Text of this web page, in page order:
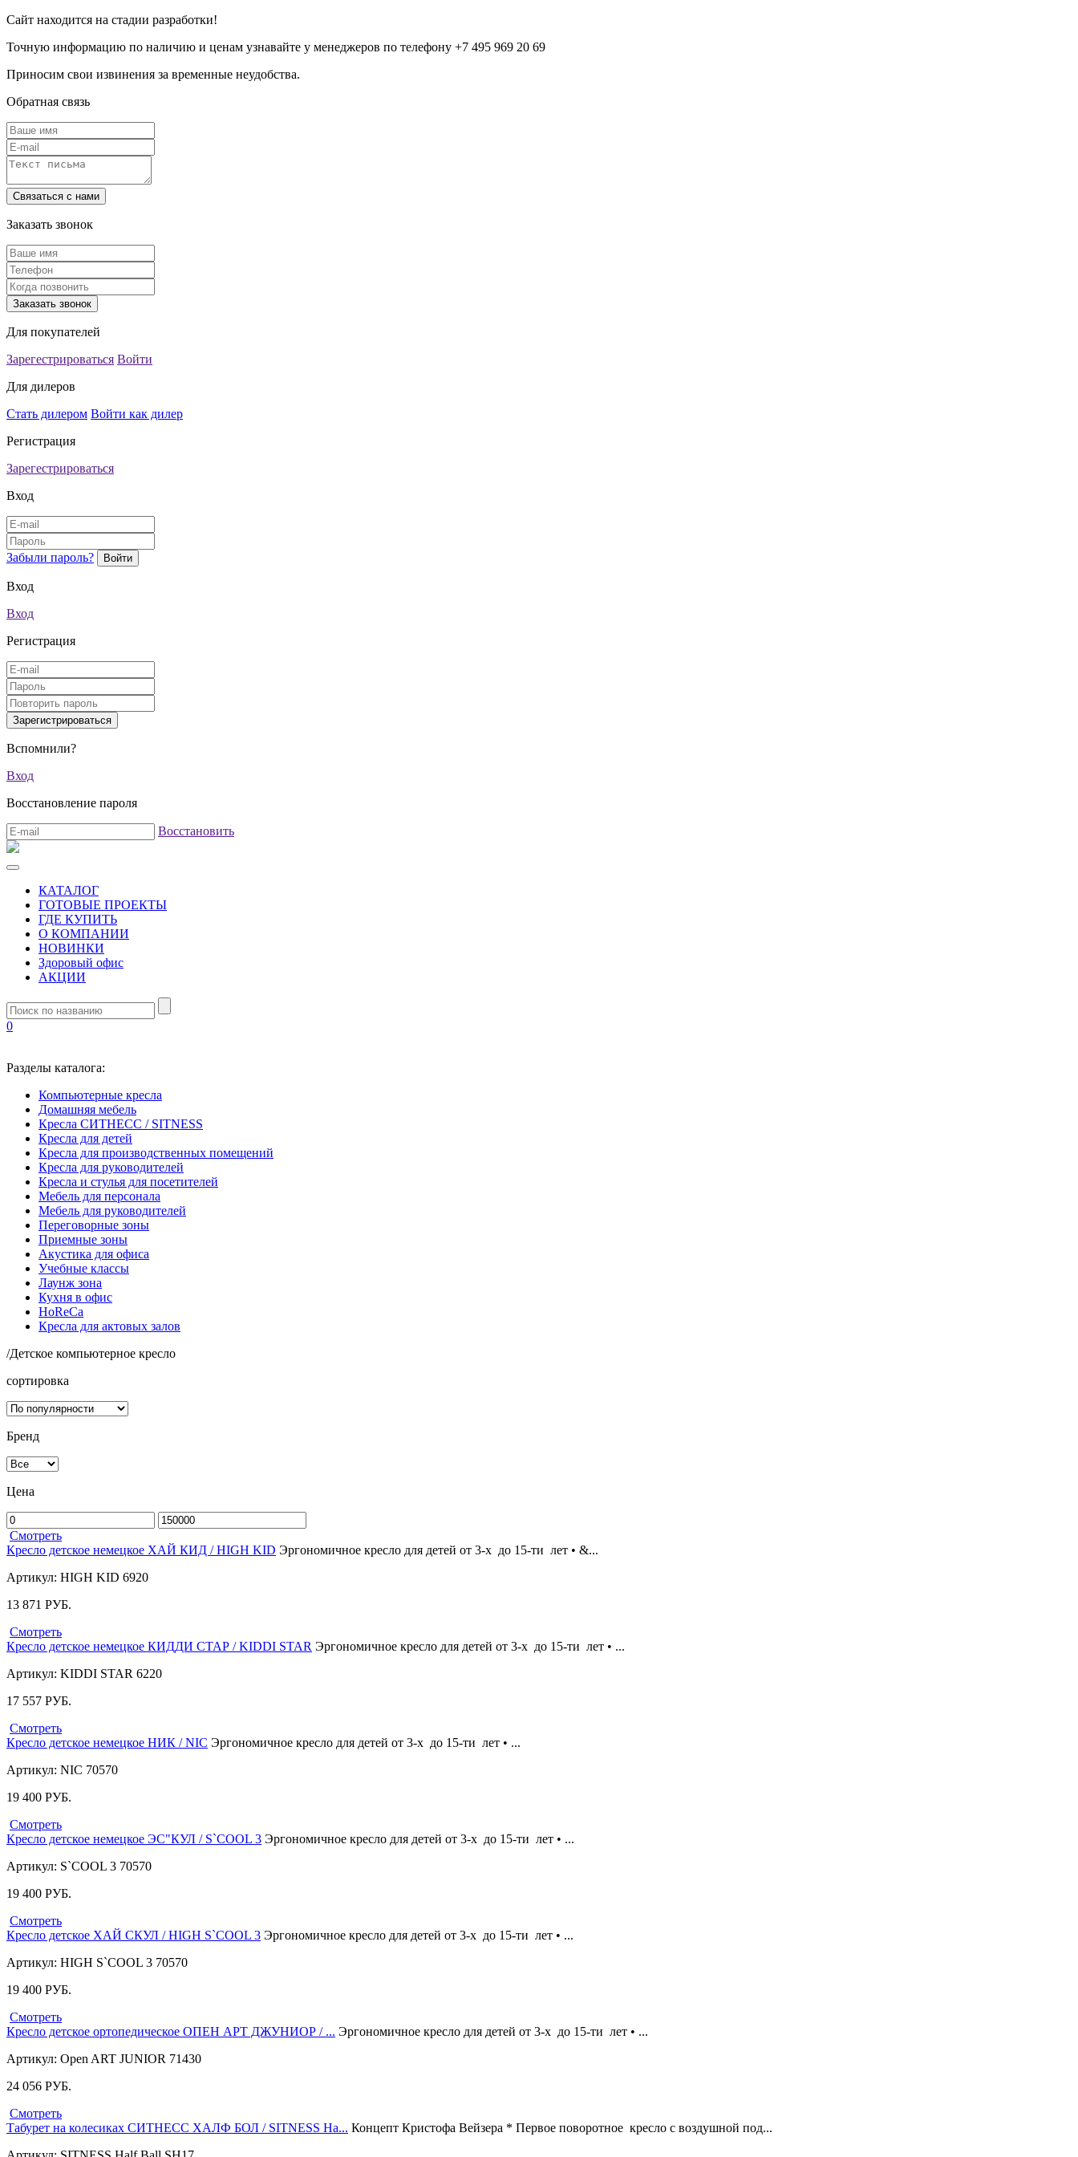
Сайт находится на стадии разработки!
Точную информацию по наличию и ценам узнавайте у менеджеров по телефону +7 495 969 20 69
Приносим свои извинения за временные неудобства.
Обратная связь
Заказать звонок
Для покупателей
Зарегестрироваться Войти
Для дилеров
Стать дилером Войти как дилер
Регистрация
Зарегестрироваться
Вход
Забыли пароль?
Вход
Вход
Регистрация
Вспомнили?
Вход
Восстановление пароля
Восстановить
КАТАЛОГ
ГОТОВЫЕ ПРОЕКТЫ
ГДЕ КУПИТЬ
О КОМПАНИИ
НОВИНКИ
Здоровый офис
АКЦИИ
0
Разделы каталога:
Компьютерные кресла
Домашняя мебель
Кресла СИТНЕСС / SITNESS
Кресла для детей
Кресла для производственных помещений
Кресла для руководителей
Кресла и стулья для посетителей
Мебель для персонала
Мебель для руководителей
Переговорные зоны
Приемные зоны
Акустика для офиса
Учебные классы
Лаунж зона
Кухня в офис
HoReCa
Кресла для актовых залов
/Детское компьютерное кресло
сортировка
Бренд
Цена
Смотреть
Кресло детское немецкое ХАЙ КИД / HIGH KID Эргономичное кресло для детей от 3-х до 15-ти лет • &...
Артикул: HIGH KID 6920
13 871 РУБ.
Смотреть
Кресло детское немецкое КИДДИ СТАР / KIDDI STAR Эргономичное кресло для детей от 3-х до 15-ти лет • ...
Артикул: KIDDI STAR 6220
17 557 РУБ.
Смотреть
Кресло детское немецкое НИК / NIC Эргономичное кресло для детей от 3-х до 15-ти лет • ...
Артикул: NIC 70570
19 400 РУБ.
Смотреть
Кресло детское немецкое ЭС"КУЛ / S`COOL 3 Эргономичное кресло для детей от 3-х до 15-ти лет • ...
Артикул: S`COOL 3 70570
19 400 РУБ.
Смотреть
Кресло детское ХАЙ СКУЛ / HIGH S`COOL 3 Эргономичное кресло для детей от 3-х до 15-ти лет • ...
Артикул: HIGH S`COOL 3 70570
19 400 РУБ.
Смотреть
Кресло детское ортопедическое ОПЕН АРТ ДЖУНИОР / ... Эргономичное кресло для детей от 3-х до 15-ти лет • ...
Артикул: Open ART JUNIOR 71430
24 056 РУБ.
Смотреть
Табурет на колесиках СИТНЕСС ХАЛФ БОЛ / SITNESS Ha... Концепт Кристофа Вейзера * Первое поворотное кресло с воздушной под...